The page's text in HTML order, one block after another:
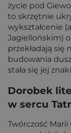
życie pod
to skrzętnie
wykształcenie
Jagiellońskim)
przekładają się
budowania
stała się jej
Dorobek
w sercu Tatr
Twórczość